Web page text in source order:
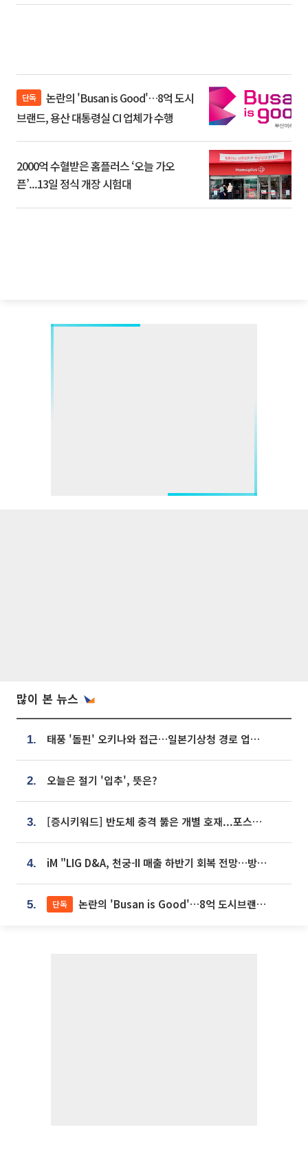
단독
브랜드, 용산 대통령실 CI 업체가 수행
2000억 수혈받은 홈플러스 ‘오늘 가오
픈’...13일 정식 개장 시험대
많이 본 뉴스
1. 태풍 '돌핀' 오키나와 접근…일본기상청 경로 업데이트
2. 오늘은 절기 '입추', 뜻은?
3. [증시키워드] 반도체 충격 뚫은 개별 호재...포스코퓨처엠·에코프로·한화솔루션 '눈길'
4. iM "LIG D&A, 천궁-II 매출 하반기 회복 전망…방산 톱픽 유지"
5. 단독 논란의 'Busan is Good'…8억 도시브랜드, 용산 대통령실 CI 업체가 수행